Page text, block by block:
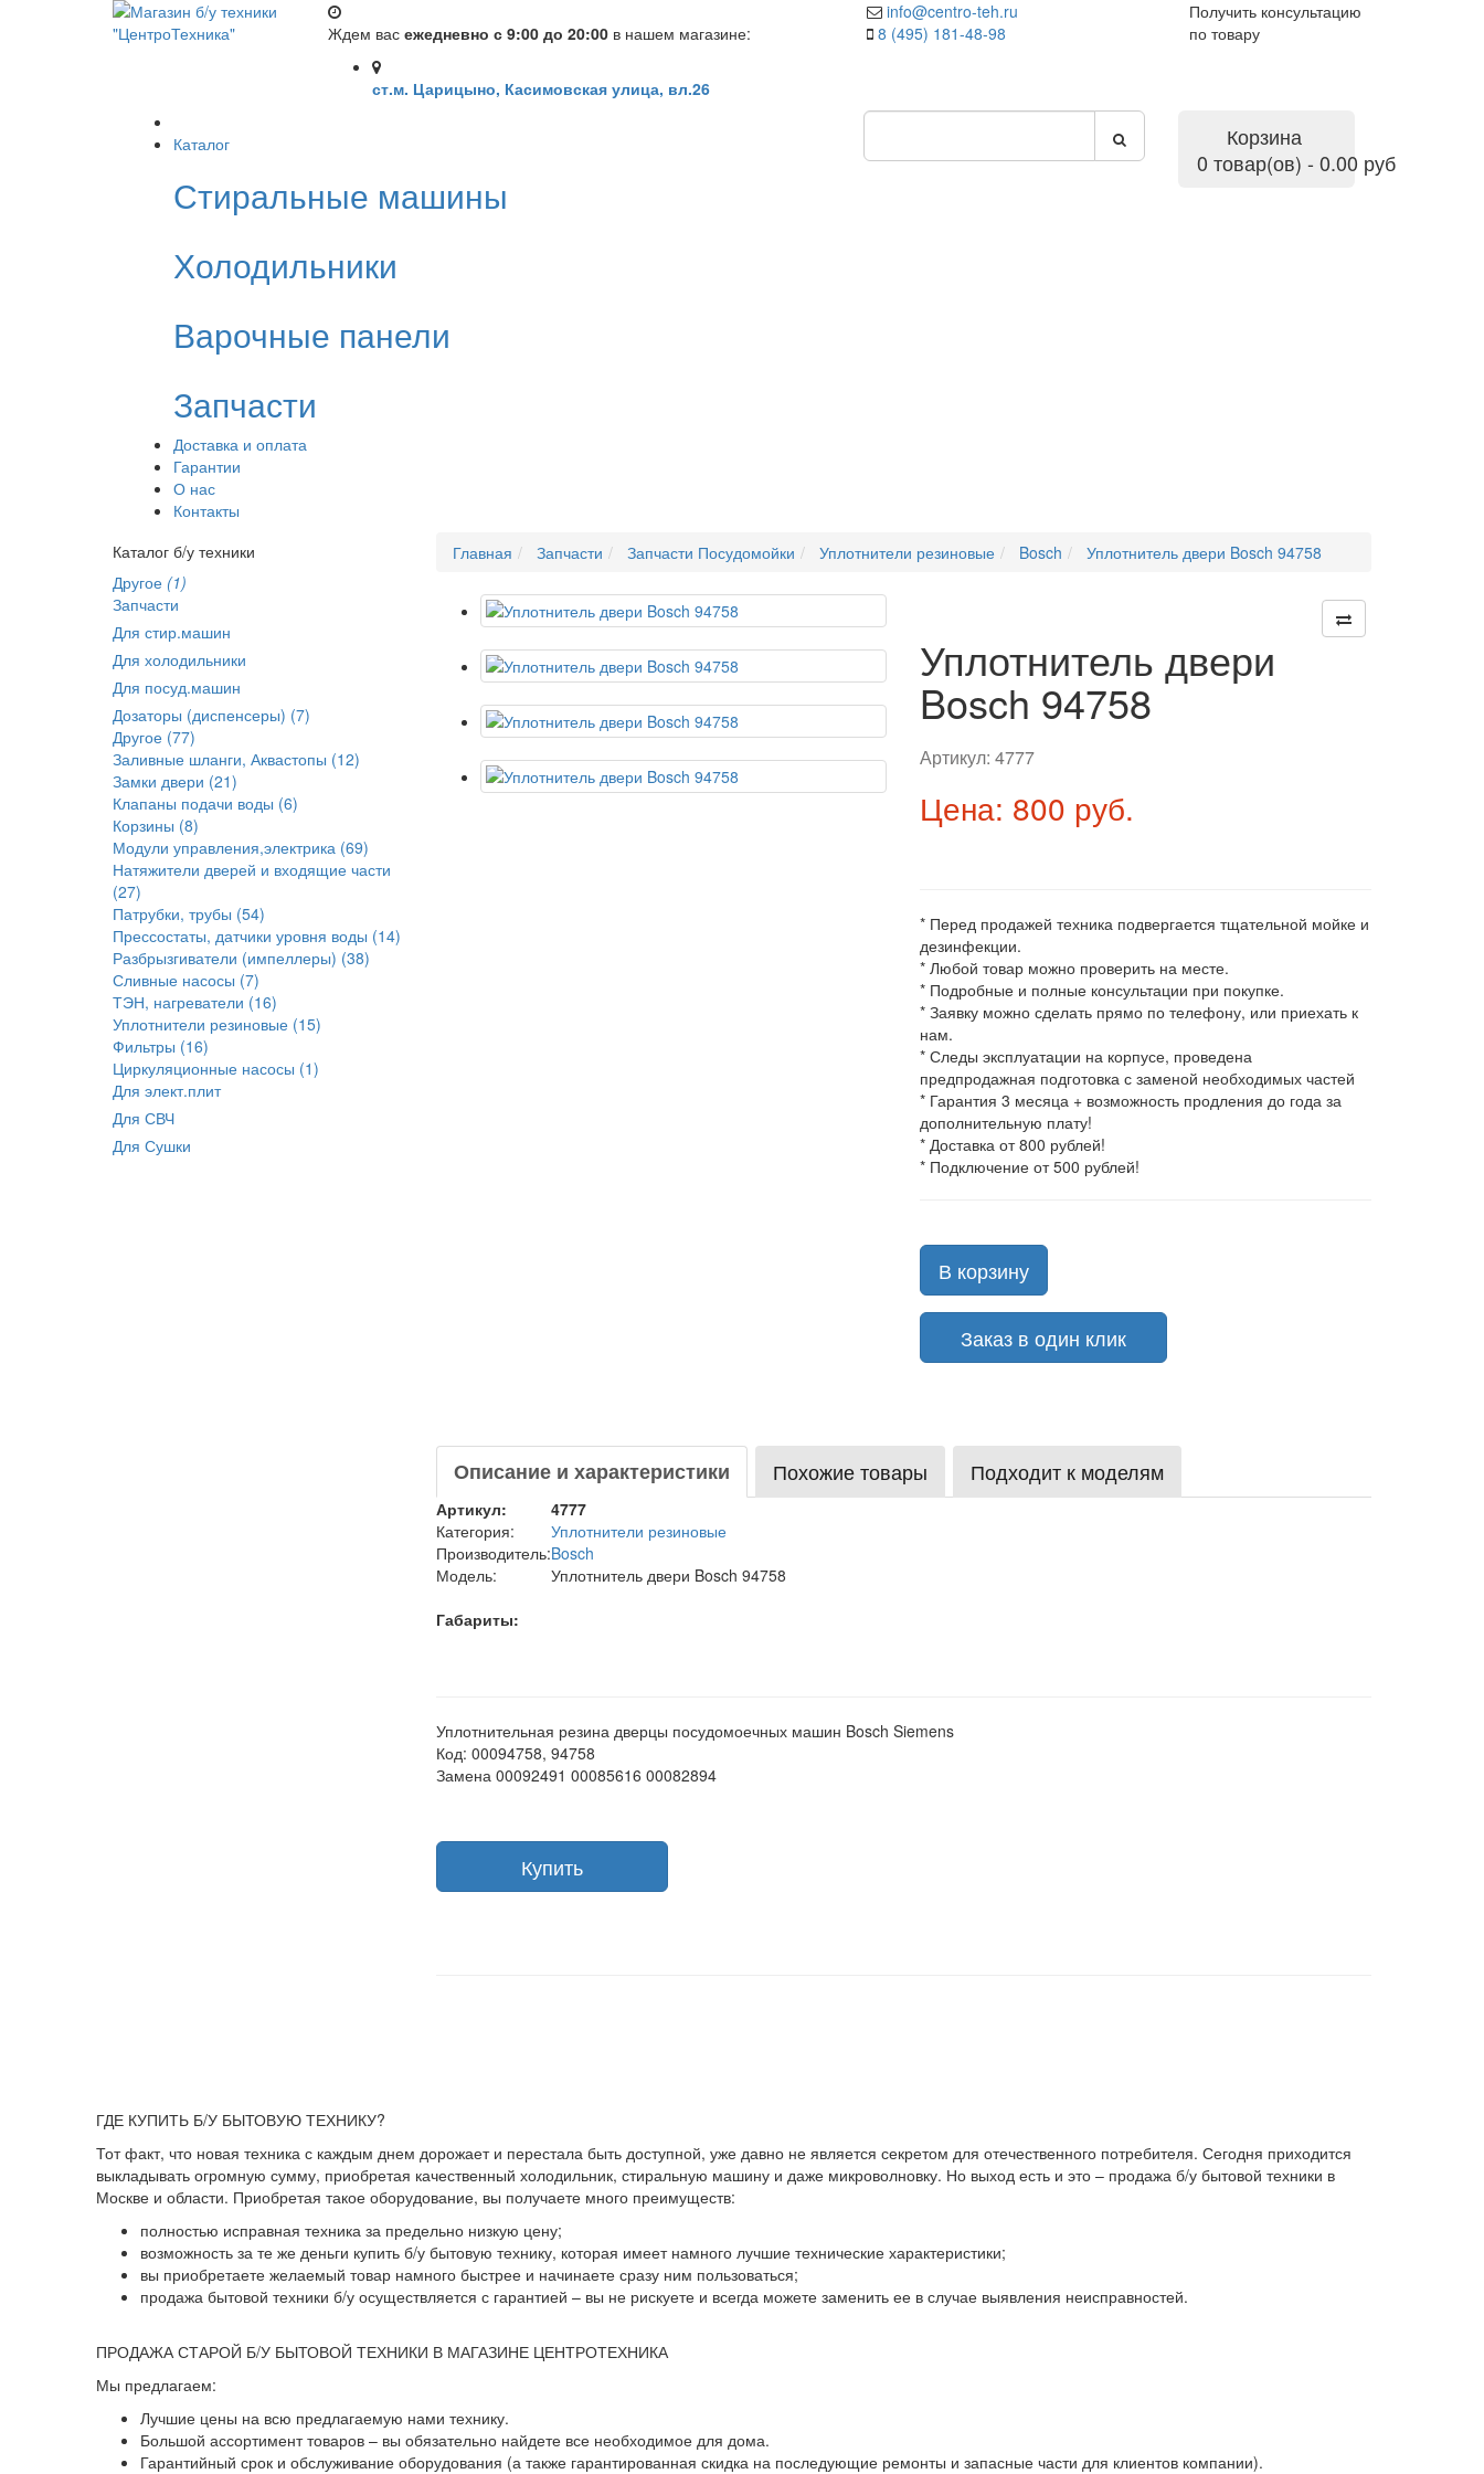
Ждем вас ежедневно с 9:00 до 20:00 в нашем магазине:
ст.м. Царицыно, Касимовская улица, вл.26
info@centro-teh.ru
8 (495) 181-48-98
Получить консультацию
по товару
Каталог
Стиральные машины
Холодильники
Варочные панели
Запчасти
Доставка и оплата
Гарантии
О нас
Контакты
Корзина
0 товар(ов) - 0.00 руб
Каталог б/у техники
Другое (1)
Запчасти
Для стир.машин
Для холодильники
Для посуд.машин
Дозаторы (диспенсеры) (7)
Другое (77)
Заливные шланги, Аквастопы (12)
Замки двери (21)
Клапаны подачи воды (6)
Корзины (8)
Модули управления,электрика (69)
Натяжители дверей и входящие части
(27)
Патрубки, трубы (54)
Прессостаты, датчики уровня воды (14)
Разбрызгиватели (импеллеры) (38)
Сливные насосы (7)
ТЭН, нагреватели (16)
Уплотнители резиновые (15)
Фильтры (16)
Циркуляционные насосы (1)
Для элект.плит
Для СВЧ
Для Сушки
Главная Запчасти Запчасти Посудомойки Уплотнители резиновые Bosch Уплотнитель двери Bosch 94758
Уплотнитель двери
Bosch 94758
Артикул:4777
Цена: 800 руб.
* Перед продажей техника подвергается тщательной мойке и
дезинфекции.
* Любой товар можно проверить на месте.
* Подробные и полные консультации при покупке.
* Заявку можно сделать прямо по телефону, или приехать к
нам.
* Следы эксплуатации на корпусе, проведена
предпродажная подготовка с заменой необходимых частей
* Гарантия 3 месяца + возможность продления до года за
дополнительную плату!
* Доставка от 800 рублей!
* Подключение от 500 рублей!
В корзину
Заказ в один клик
Описание и характеристики Похожие товары Подходит к моделям
Артикул:
4777
Категория:
Уплотнители резиновые
Производитель:Bosch
Модель:
Уплотнитель двери Bosch 94758
Габариты:
Уплотнительная резина дверцы посудомоечных машин Bosch Siemens
Код: 00094758, 94758
Замена 00092491 00085616 00082894
ГДЕ КУПИТЬ Б/У БЫТОВУЮ ТЕХНИКУ?
Тот факт, что новая техника с каждым днем дорожает и перестала быть доступной, уже давно не является секретом для отечественного потребителя. Сегодня приходится
выкладывать огромную сумму, приобретая качественный холодильник, стиральную машину и даже микроволновку. Но выход есть и это – продажа б/у бытовой техники в
Москве и области. Приобретая такое оборудование, вы получаете много преимуществ:
полностью исправная техника за предельно низкую цену;
возможность за те же деньги купить б/у бытовую технику, которая имеет намного лучшие технические характеристики;
вы приобретаете желаемый товар намного быстрее и начинаете сразу ним пользоваться;
продажа бытовой техники б/у осуществляется с гарантией – вы не рискуете и всегда можете заменить ее в случае выявления неисправностей.
ПРОДАЖА СТАРОЙ Б/У БЫТОВОЙ ТЕХНИКИ В МАГАЗИНЕ ЦЕНТРОТЕХНИКА
Мы предлагаем:
Лучшие цены на всю предлагаемую нами технику.
Большой ассортимент товаров – вы обязательно найдете все необходимое для дома.
Гарантийный срок и обслуживание оборудования (а также гарантированная скидка на последующие ремонты и запасные части для клиентов компании).